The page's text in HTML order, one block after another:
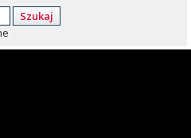
Szukaj